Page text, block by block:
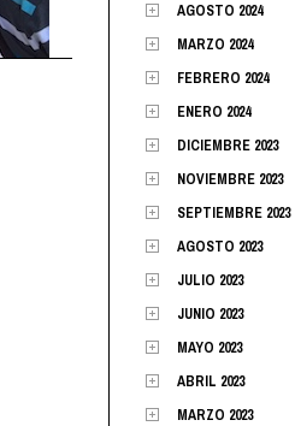
AGOSTO 2024
MARZO 2024
FEBRERO 2024
ENERO 2024
DICIEMBRE 2023
NOVIEMBRE 2023
SEPTIEMBRE 2023
AGOSTO 2023
JULIO 2023
JUNIO 2023
MAYO 2023
ABRIL 2023
MARZO 2023